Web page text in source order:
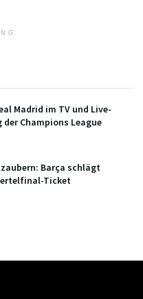
Madrid im TV und Live-
Champions League
Barça schlägt
Ticket